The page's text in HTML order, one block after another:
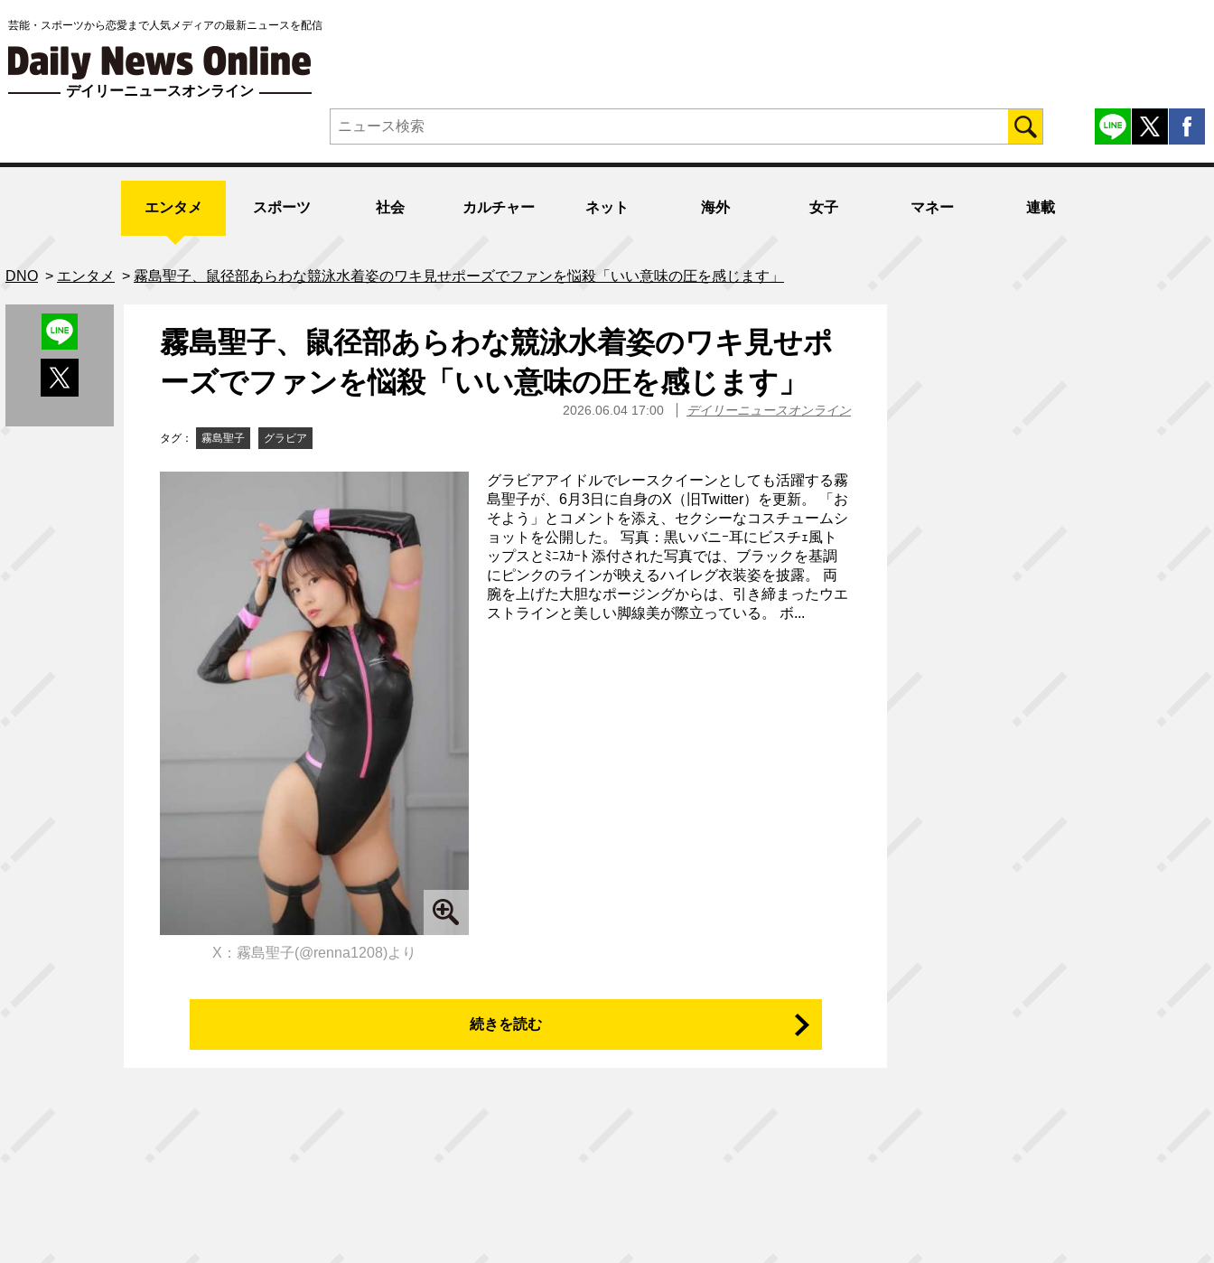
芸能・スポーツから恋愛まで人気メディアの最新ニュースを配信
デイリーニュースオンライン
エンタメ スポーツ 社会 カルチャー ネット 海外 女子 マネー 連載
DNO > エンタメ > 霧島聖子、鼠径部あらわな競泳水着姿のワキ見せポーズでファンを悩殺「いい意味の圧を感じます」
霧島聖子、鼠径部あらわな競泳水着姿のワキ見せポ
ーズでファンを悩殺「いい意味の圧を感じます」
2026.06.04 17:00 デイリーニュースオンライン
タグ： 霧島聖子 グラビア
X：霧島聖子(@renna1208)より
グラビアアイドルでレースクイーンとしても活躍する霧
島聖子が、6月3日に自身のX（旧Twitter）を更新。 「お
そよう」とコメントを添え、セクシーなコスチュームシ
ョットを公開した。 写真：黒いバニｰ耳にビスチｪ風ト
ップスとﾐﾆｽｶｰﾄ 添付された写真では、ブラックを基調
にピンクのラインが映えるハイレグ衣装姿を披露。 両
腕を上げた大胆なポージングからは、引き締まったウエ
ストラインと美しい脚線美が際立っている。 ボ...
続きを読む